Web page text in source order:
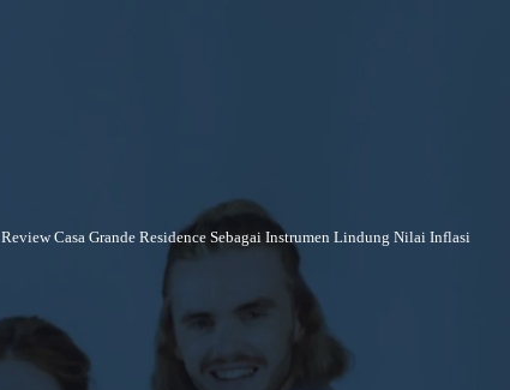
Review Casa Grande Residence Sebagai Instrumen Lindung Nilai Inflasi